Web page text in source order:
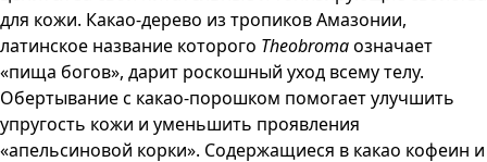
для кожи. Какао-дерево из тропиков Амазонии,
латинское название которого Theobromaозначает
«пища богов», дарит роскошный уход всему телу.
Обертывание с какао-порошком помогает улучшить
упругость кожи и уменьшить проявления
«апельсиновой корки». Содержащиеся в какао кофеин и